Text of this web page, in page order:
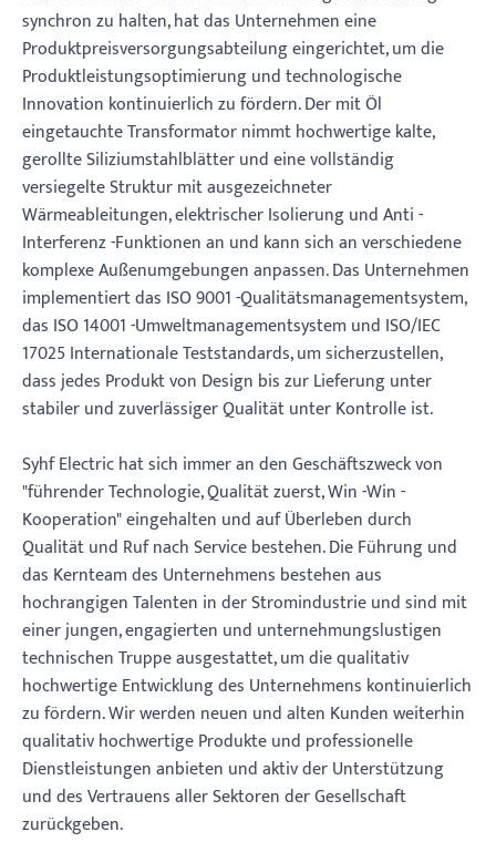
synchron zu halten, hat das Unternehmen eine
Produktpreisversorgungsabteilung eingerichtet, um die
Produktleistungsoptimierung und technologische
Innovation kontinuierlich zu fördern. Der mit Öl
eingetauchte Transformator nimmt hochwertige kalte,
gerollte Siliziumstahlblätter und eine vollständig
versiegelte Struktur mit ausgezeichneter
Wärmeableitungen, elektrischer Isolierung und Anti -
Interferenz -Funktionen an und kann sich an verschiedene
komplexe Außenumgebungen anpassen. Das Unternehmen
implementiert das ISO 9001 -Qualitätsmanagementsystem,
das ISO 14001 -Umweltmanagementsystem und ISO/IEC
17025 Internationale Teststandards, um sicherzustellen,
dass jedes Produkt von Design bis zur Lieferung unter
stabiler und zuverlässiger Qualität unter Kontrolle ist.
Syhf Electric hat sich immer an den Geschäftszweck von
"führender Technologie, Qualität zuerst, Win -Win -
Kooperation" eingehalten und auf Überleben durch
Qualität und Ruf nach Service bestehen. Die Führung und
das Kernteam des Unternehmens bestehen aus
hochrangigen Talenten in der Stromindustrie und sind mit
einer jungen, engagierten und unternehmungslustigen
technischen Truppe ausgestattet, um die qualitativ
hochwertige Entwicklung des Unternehmens kontinuierlich
zu fördern. Wir werden neuen und alten Kunden weiterhin
qualitativ hochwertige Produkte und professionelle
Dienstleistungen anbieten und aktiv der Unterstützung
und des Vertrauens aller Sektoren der Gesellschaft
zurückgeben.